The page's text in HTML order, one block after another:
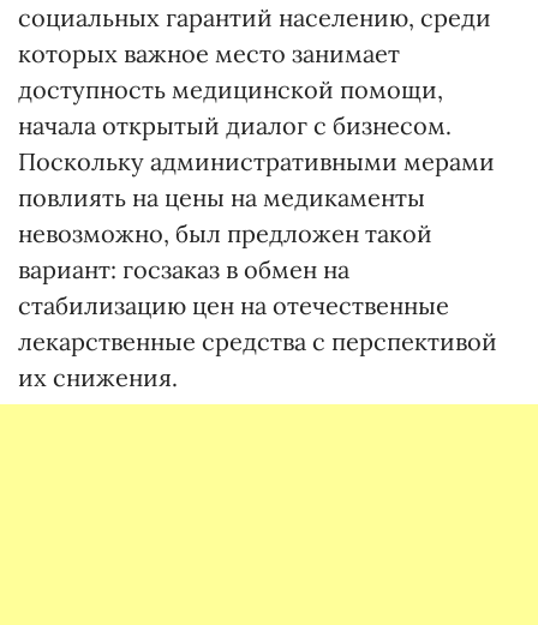
социальных гарантий населению, среди
которых важное место занимает
доступность медицинской помощи,
начала открытый диалог с бизнесом.
Поскольку административными мерами
повлиять на цены на медикаменты
невозможно, был предложен такой
вариант: госзаказ в обмен на
стабилизацию цен на отечественные
лекарственные средства с перспективой
их снижения.